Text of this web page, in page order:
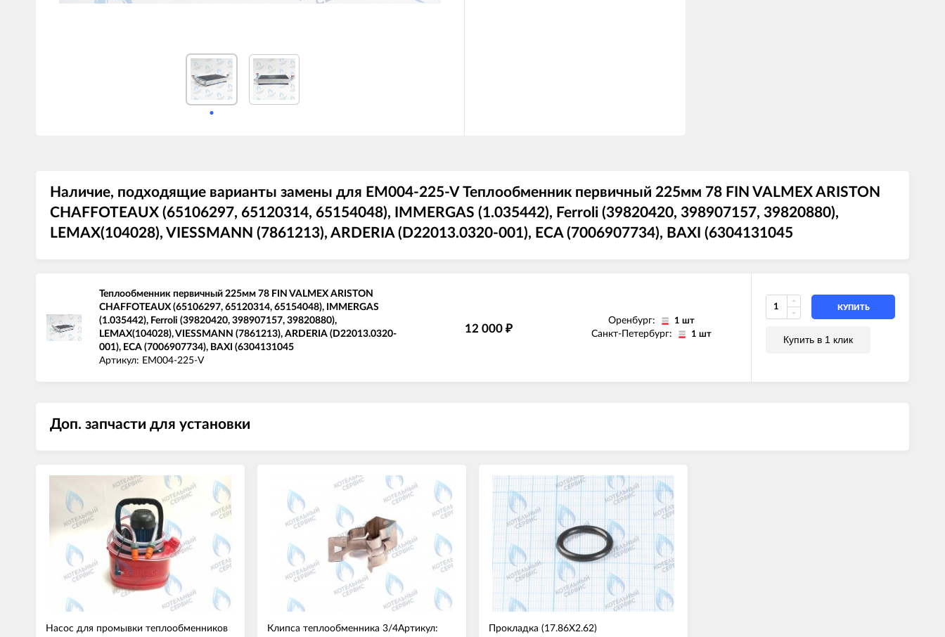
Наличие, подходящие варианты замены для EM004-225-V Теплообменник первичный 225мм 78 FIN VALMEX ARISTON
CHAFFOTEAUX (65106297, 65120314, 65154048), IMMERGAS (1.035442), Ferroli (39820420, 398907157, 39820880),
LEMAX(104028), VIESSMANN (7861213), ARDERIA (D22013.0320-001), ECA (7006907734), BAXI (6304131045
Теплообменник первичный 225мм 78 FIN VALMEX ARISTON
CHAFFOTEAUX (65106297, 65120314, 65154048), IMMERGAS
(1.035442), Ferroli (39820420, 398907157, 39820880),
LEMAX(104028), VIESSMANN (7861213), ARDERIA (D22013.0320-
001), ECA (7006907734), BAXI (6304131045
Артикул: EM004-225-V
12 000 ₽
Оренбург: 1 шт
Санкт-Петербург: 1 шт
КУПИТЬ
Купить в 1 клик
Доп. запчасти для установки
Насос для промывки теплообменников Клипса теплообменника 3/4Артикул: Прокладка (17.86X2.62)